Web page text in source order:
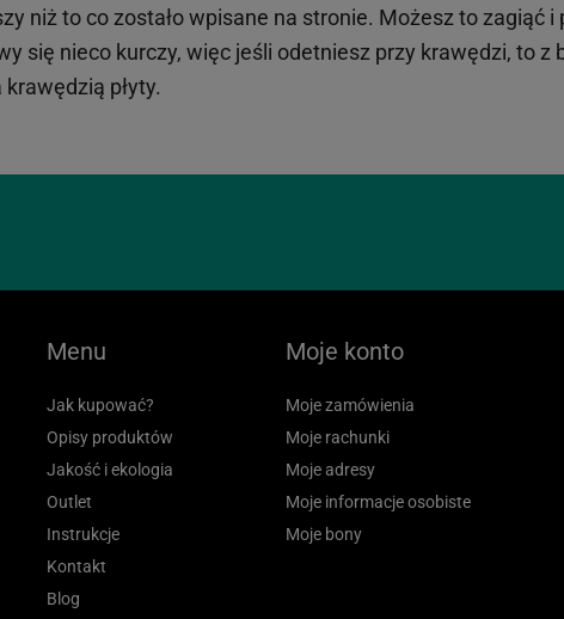
niż to co zostało wpisane na stronie. Możesz to zagiąć i
się nieco kurczy, więc jeśli odetniesz przy krawędzi, to
płyty.
Menu
Jak kupować?
Opisy produktów
Jakość i ekologia
Outlet
Instrukcje
Kontakt
Blog
Moje konto
Moje zamówienia
Moje rachunki
Moje adresy
Moje informacje osobiste
Moje bony